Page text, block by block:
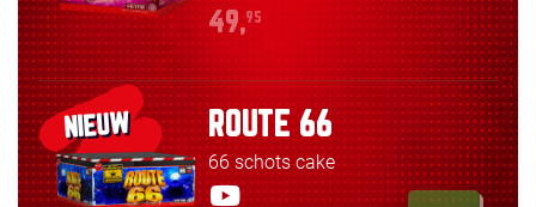
49,95
NIEUW ROUTE 66
66 schots cake